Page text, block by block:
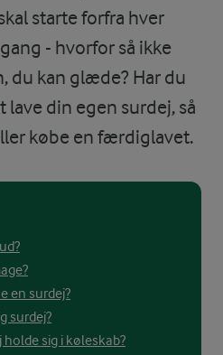
starte forfra hver
- hvorfor så ikke
du kan glæde? Har du
lave din egen surdej, så
købe en færdiglavet.
en surdej?
surdej?
sig i køleskab?